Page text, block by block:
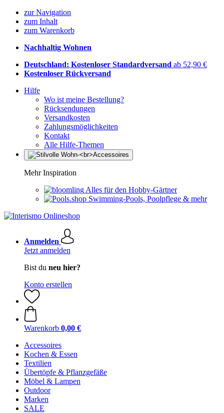
zur Navigation
zum Inhalt
zum Warenkorb
Nachhaltig Wohnen
Deutschland: Kostenloser Standardversand ab 52,90 €
Kostenloser Rückversand
Hilfe
Wo ist meine Bestellung?
Rücksendungen
Versandkosten
Zahlungsmöglichkeiten
Kontakt
Alle Hilfe-Themen
Mehr Inspiration
Alles für den Hobby-Gärtner
Swimming-Pools, Poolpflege & mehr
Anmelden
Jetzt anmelden
Bist du neu hier?
Konto erstellen
Warenkorb 0,00 €
Accessoires
Kochen & Essen
Textilien
Übertöpfe & Pflanzgefäße
Möbel & Lampen
Outdoor
Marken
SALE